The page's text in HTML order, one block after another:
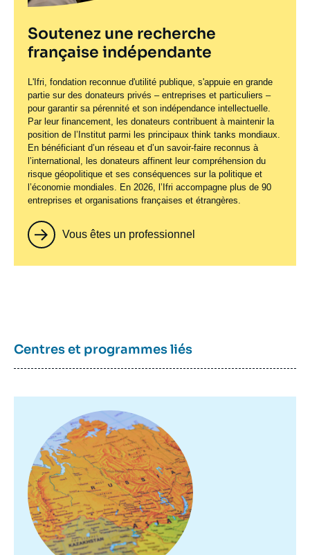
Soutenez une recherche
française indépendante
L'Ifri, fondation reconnue d'utilité publique, s'appuie en grande
partie sur des donateurs privés – entreprises et particuliers –
pour garantir sa pérennité et son indépendance intellectuelle.
Par leur financement, les donateurs contribuent à maintenir la
position de l’Institut parmi les principaux think tanks mondiaux.
En bénéficiant d’un réseau et d’un savoir-faire reconnus à
l’international, les donateurs affinent leur compréhension du
risque géopolitique et ses conséquences sur la politique et
l’économie mondiales. En 2026, l’Ifri accompagne plus de 90
entreprises et organisations françaises et étrangères.
Vous êtes un professionnel
Centres et programmes liés
principale